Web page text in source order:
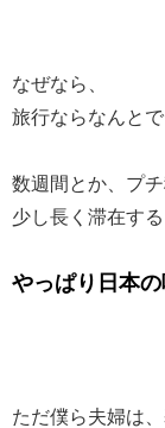
なぜなら、
旅行ならなんと
数週間とか、プ
少し長く滞在す
やっぱり日本の
ただ僕ら夫婦は